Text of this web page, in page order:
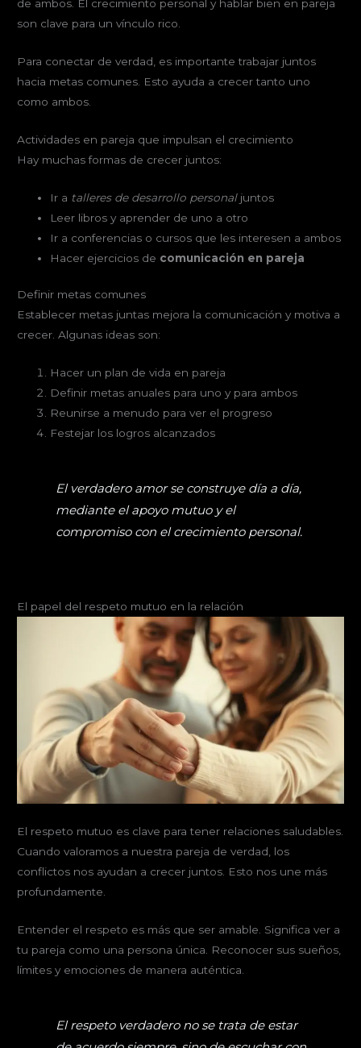
de ambos. El crecimiento personal y hablar bien en pareja
son clave para un vínculo rico.
Para conectar de verdad, es importante trabajar juntos
hacia metas comunes. Esto ayuda a crecer tanto uno
como ambos.
Actividades en pareja que impulsan el crecimiento
Hay muchas formas de crecer juntos:
Ir a talleres de desarrollo personaljuntos
Leer libros y aprender de uno a otro
Ir a conferencias o cursos que les interesen a ambos
Hacer ejercicios de comunicación en pareja
Definir metas comunes
Establecer metas juntas mejora la comunicación y motiva a
crecer. Algunas ideas son:
Hacer un plan de vida en pareja
Definir metas anuales para uno y para ambos
Reunirse a menudo para ver el progreso
Festejar los logros alcanzados
El verdadero amor se construye día a día,
mediante el apoyo mutuo y el
compromiso con el crecimiento personal.
El papel del respeto mutuo en la relación
El respeto mutuo es clave para tener relaciones saludables.
Cuando valoramos a nuestra pareja de verdad, los
conflictos nos ayudan a crecer juntos. Esto nos une más
profundamente.
Entender el respeto es más que ser amable. Significa ver a
tu pareja como una persona única. Reconocer sus sueños,
límites y emociones de manera auténtica.
El respeto verdadero no se trata de estar